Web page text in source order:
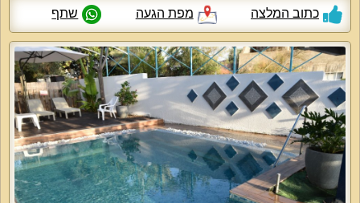
כתוב המלצה מפת הגעה שתף